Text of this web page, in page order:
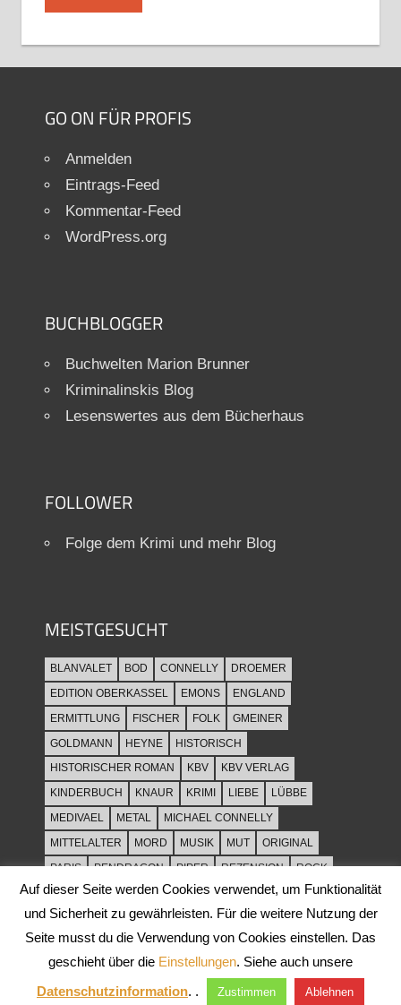
GO ON FÜR PROFIS
Anmelden
Eintrags-Feed
Kommentar-Feed
WordPress.org
BUCHBLOGGER
Buchwelten Marion Brunner
Kriminalinskis Blog
Lesenswertes aus dem Bücherhaus
FOLLOWER
Folge dem Krimi und mehr Blog
MEISTGESUCHT
BLANVALET BOD CONNELLY
DROEMER
EDITION OBERKASSEL
EMONS
ENGLAND
ERMITTLUNG
FISCHER FOLK
GMEINER
GOLDMANN
HEYNE
HISTORISCH
HISTORISCHER ROMAN
KBV
KBV VERLAG
KINDERBUCH
KNAUR KRIMI LIEBE
LÜBBE
MEDIVAEL
METAL
MICHAEL CONNELLY
MITTELALTER
MORD MUSIK MUT
ORIGINAL
PARIS
PENDRAGON PIPER REZENSION
ROCK
ROCKMUSIK
ROMAN ROWOHLT
SACHBUCH
SPANNUNG
SYLT THRILLER TOD
ULLSTEIN
WEIHNACHT
Auf dieser Seite werden Cookies verwendet, um Funktionalität
und Sicherheit zu gewährleisten. Für die weitere Nutzung der
Seite musst du die Verwendung von Cookies einstellen. Das
geschieht über die Einstellungen. Siehe auch unsere
Datenschutzinformation. . Zustimmen Ablehnen